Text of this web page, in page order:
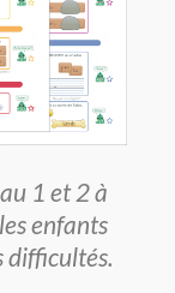
1 et 2 à
enfants
difficultés.